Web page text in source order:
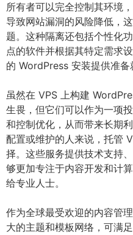
所有者可以完全控制其环境
导致网站漏洞的风险降低，
题。这种隔离还包括个性化
点的软件并根据其特定需求
的 WordPress 安装提供准备
虽然在 VPS 上构建
生畏，但它们可以作为一项
和控制优化，从而带来长期
配置或维护的人来说，托管
择。这些服务提供技术支持
够更加专注于内容开发和计
给专业人士。
作为全球最受欢迎的内容管
大的主题和模板网络，可满